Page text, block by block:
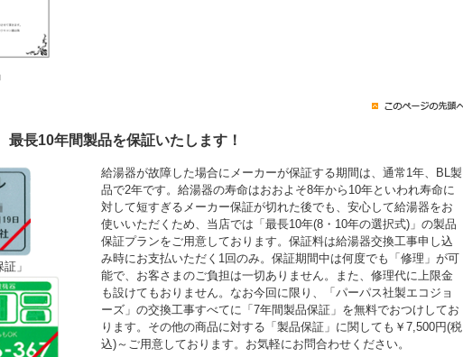
最長10年間製品を保証いたします！
」
給湯器が故障した場合にメーカーが保証する期間は、通常1年、BL製
品で2年です。給湯器の寿命はおおよそ8年から10年といわれ寿命に
対して短すぎるメーカー保証が切れた後でも、安心して給湯器をお
使いいただくため、当店では「最長10年(8・10年の選択式)」の製品
保証プランをご用意しております。保証料は給湯器交換工事申し込
み時にお支払いただく1回のみ。保証期間中は何度でも「修理」が可
能で、お客さまのご負担は一切ありません。また、修理代に上限金
も設けてもおりません。なお今回に限り、「パーパス社製エコジョ
ーズ」の交換工事すべてに「7年間製品保証」を無料でおつけしてお
ります。その他の商品に対する「製品保証」に関しても￥7,500円(税
込)～ご用意しております。お気軽にお問合わせください。